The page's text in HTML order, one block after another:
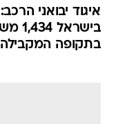
בתקופה המקבילה